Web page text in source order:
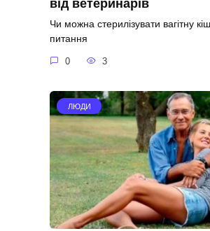
від ветеринарів
Чи можна стерилізувати вагітну
питання
0 3
ЛЮДИ